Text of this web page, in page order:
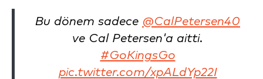
Bu dönem sadece @CalPetersen40
ve Cal Petersen'a aitti.
#GoKingsGo
pic.twitter.com/xpALdYp22I